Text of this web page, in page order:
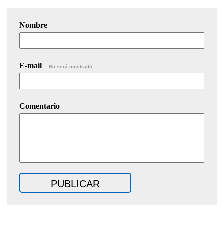
Nombre
E-mail No será mostrado.
Comentario